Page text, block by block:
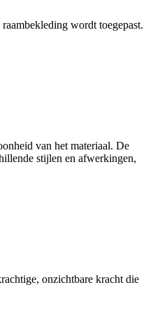
wordt toegepast.
van het materiaal. De
stijlen en afwerkingen,
onzichtbare kracht die